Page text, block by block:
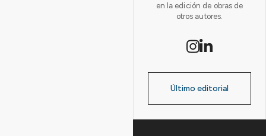
en la edición de obras de
otros autores.
Último editorial